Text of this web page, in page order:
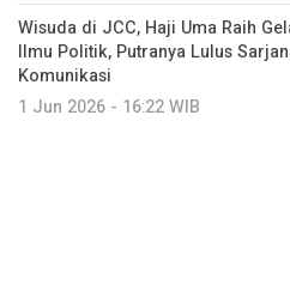
Wisuda di JCC, Haji Uma Raih
Ilmu Politik, Putranya Lulus
Komunikasi
1 Jun 2026 - 16:22 WIB